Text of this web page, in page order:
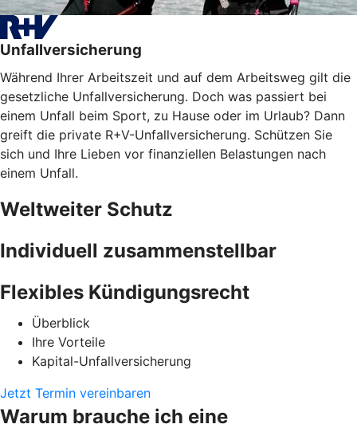
Unfallversicherung
Während Ihrer Arbeitszeit und auf dem Arbeitsweg gilt die
gesetzliche Unfallversicherung. Doch was passiert bei
einem Unfall beim Sport, zu Hause oder im Urlaub? Dann
greift die private R+V-Unfallversicherung. Schützen Sie
sich und Ihre Lieben vor finanziellen Belastungen nach
einem Unfall.
Weltweiter Schutz
Individuell zusammenstellbar
Flexibles Kündigungsrecht
Überblick
Ihre Vorteile
Kapital-Unfallversicherung
Jetzt Termin vereinbaren
Warum brauche ich eine